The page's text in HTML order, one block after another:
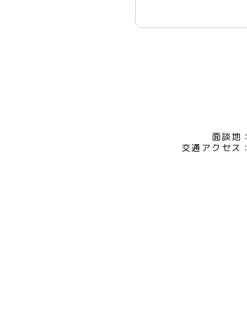
面談地：
交通アクセス：